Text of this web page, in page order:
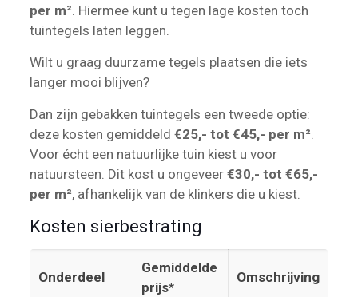
per m². Hiermee kunt u tegen lage kosten toch
tuintegels laten leggen.
Wilt u graag duurzame tegels plaatsen die iets
langer mooi blijven?
Dan zijn gebakken tuintegels een tweede optie:
deze kosten gemiddeld €25,- tot €45,- per m².
Voor écht een natuurlijke tuin kiest u voor
natuursteen. Dit kost u ongeveer €30,- tot €65,-
per m², afhankelijk van de klinkers die u kiest.
Kosten sierbestrating
Onderdeel
Gemiddelde
prijs*
Omschrijving